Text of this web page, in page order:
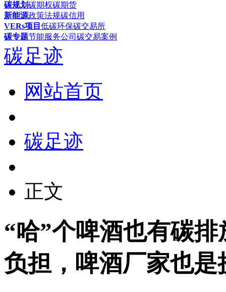
碳规划碳期权碳期货
新能源政策法规碳信用
VERs项目 低碳环保碳交易所
碳专题节能服务公司 碳交易案例
碳足迹
网站首页
碳足迹
正文
“哈”个啤酒也有碳
负担，啤酒厂家也是